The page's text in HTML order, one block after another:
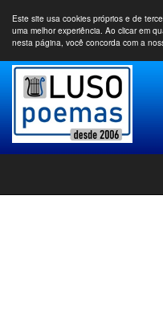
Este site usa cookies próprios e de
uma melhor experiência. Ao clicar em
nesta página, você concorda com a